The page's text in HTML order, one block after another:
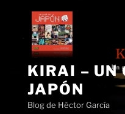
contenido
KIRAI – UN
JAPÓN
Blog de Héctor García